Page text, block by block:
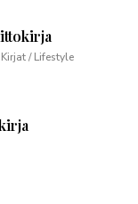
/ Lifestyle